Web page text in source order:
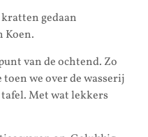
gedaan
Koen.
van de ochtend. Zo
we over de wasserij
Met wat lekkers